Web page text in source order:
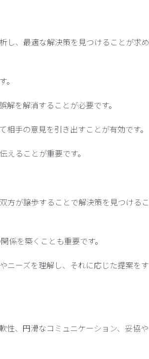
し、最適な解決策を見つけることが求め
を解消することが必要です。
手の意見を引き出すことが有効です。
ることが重要です。
方が譲歩することで解決策を見つけるこ
係を築くことも重要です。
ニーズを理解し、それに応じた提案をす
性、円滑なコミュニケーション、妥協や